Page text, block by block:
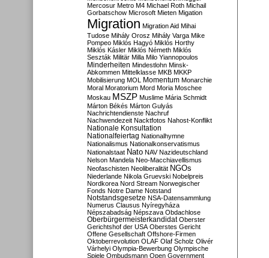
Mercosur Metro M4 Michael Roth Michail
Gorbatschow Microsoft Mieten Migation
Migration Migration Aid Mihai
Tudose Mihály Orosz Mihály Varga Mike
Pompeo Miklós Hagyó Miklós Horthy
Miklós Kásler Miklós Németh Miklós
Seszták Militär Milla Milo Yiannopoulos
Minderheiten Mindestlohn Minsk-
Abkommen Mittelklasse MKB MKKP
Mobilisierung MOL Momentum Monarchie
Moral Moratorium Mord Moria Moschee
Moskau MSZP Muslime Mária Schmidt
Márton Békés Márton Gulyás
Nachrichtendienste Nachruf
Nachwendezeit Nacktfotos Nahost-Konflikt
Nationale Konsultation
Nationalfeiertag Nationalhymne
Nationalismus Nationalkonservatismus
Nationalstaat Nato NAV Nazideutschland
Nelson Mandela Neo-Macchiavellismus
Neofaschisten Neoliberalität NGOs
Niederlande Nikola Gruevski Nobelpreis
Nordkorea Nord Stream Norwegischer
Fonds Notre Dame Notstand
Notstandsgesetze NSA-Datensammlung
Numerus Clausus Nyíregyháza
Népszabadság Népszava Obdachlose
Oberbürgermeisterkandidat Oberster
Gerichtshof der USA Oberstes Gericht
Offene Gesellschaft Offshore-Firmen
Oktoberrevolution OLAF Olaf Scholz Olivér
Várhelyi Olympia-Bewerbung Olympische
Spiele Ombudsmann Open Government